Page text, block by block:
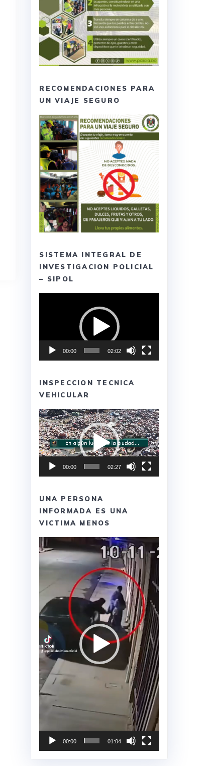
RECOMENDACIONES PARA
UN VIAJE SEGURO
SISTEMA INTEGRAL DE
INVESTIGACION POLICIAL
– SIPOL
00:00 02:02
INSPECCION TECNICA
VEHICULAR
Reproductor
de
vídeo
00:00 02:27
UNA PERSONA
INFORMADA ES UNA
VICTIMA MENOS
Reproductor
de
vídeo
00:00 01:04